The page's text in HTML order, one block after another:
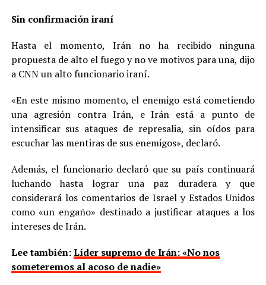
Sin confirmación iraní
Hasta el momento, Irán no ha recibido ninguna
propuesta de alto el fuego y no ve motivos para una, dijo
a CNN un alto funcionario iraní.
«En este mismo momento, el enemigo está cometiendo
una agresión contra Irán, e Irán está a punto de
intensificar sus ataques de represalia, sin oídos para
escuchar las mentiras de sus enemigos», declaró.
Además, el funcionario declaró que su país continuará
luchando hasta lograr una paz duradera y que
considerará los comentarios de Israel y Estados Unidos
como «un engaño» destinado a justificar ataques a los
intereses de Irán.
Lee también:Líder supremo de Irán: «No nos
someteremos al acoso de nadie»